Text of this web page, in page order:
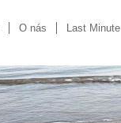
O nás Last Minute